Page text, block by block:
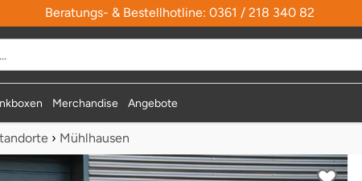
Beratungs- & Bestellhotline: 0361 / 218 340 82
Merchandise Angebote
› Mühlhausen